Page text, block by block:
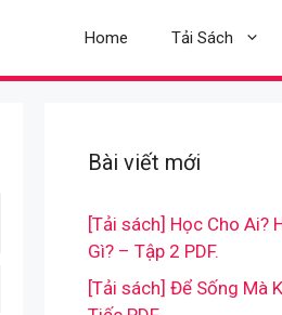
Home Tải Sách
Bài viết mới
[Tải sách] Học Cho Ai?
Gì? – Tập 2 PDF.
[Tải sách] Để Sống Mà